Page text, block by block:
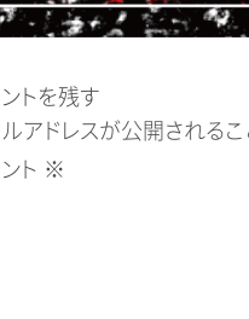
トを残す
アドレスが公開されるこ
ト ※